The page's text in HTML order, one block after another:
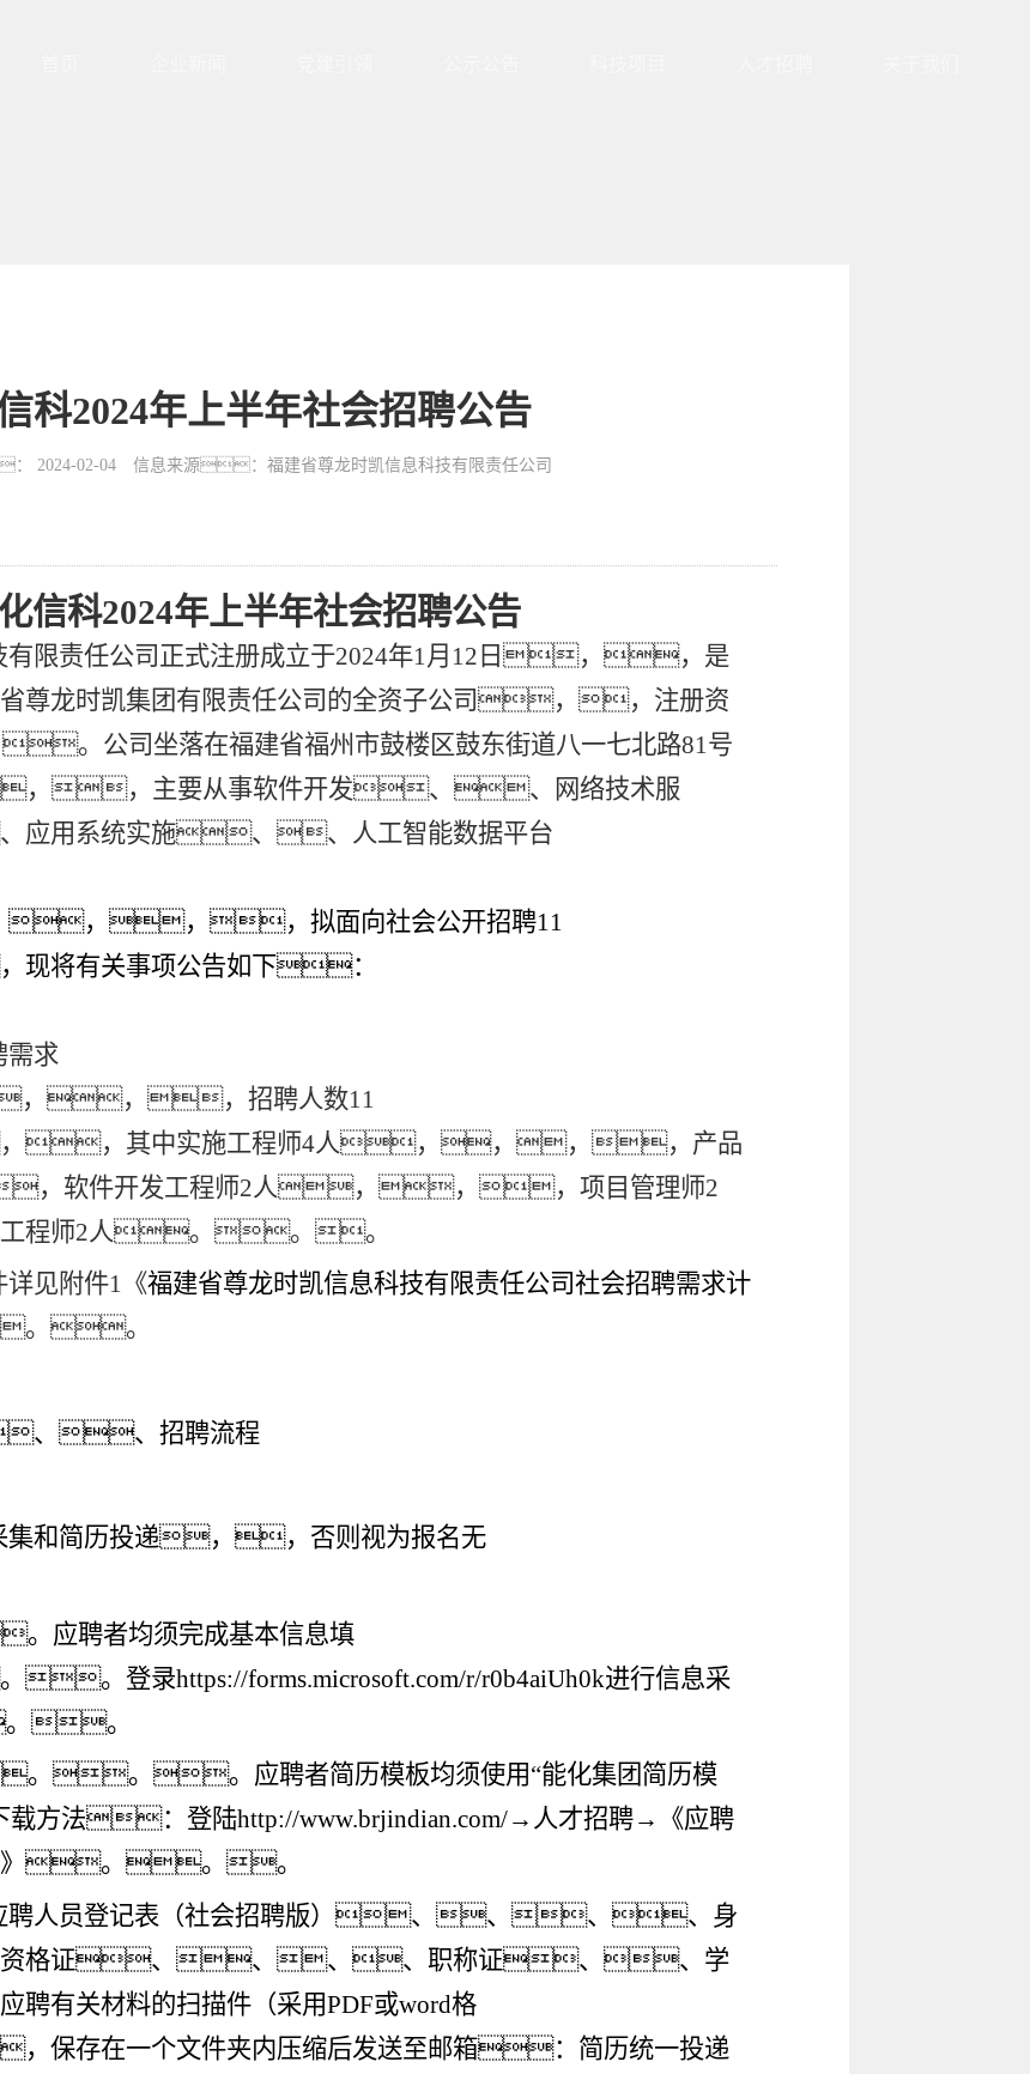
科2024年上半年社会招聘公告
2024-02-04 信息来源：福建省尊龙时凯信息科技有限责任公司
信科2024年上半年社会招聘公告
限责任公司正式注册成立于2024年1月12日 ，，是
省尊龙时凯集团有限责任公司的全资子公司，，注册资
。公司坐落在福建省福州市鼓楼区鼓东街道八一七北路81号
，主要从事软件开发、、
网络技术服
用系统实施、、
人工智能数据平台
，，，拟面向社会公开招聘11
有关事项公告如下：
求
，，，招聘人数11
，其中实施工程师4人，，，，产品
软件开发工程师2人，，，项目管理师2
程师2人。。。
详见附件1《福建省尊龙时凯信息科技有限责任公司社会招聘需求计
。
、招聘流程
集和简历投递，，否则视为报名无
应聘者均须完成基本信息填
登录https://forms.microsoft.com/r/r0b4aiUh0k进行信息采
。。
。。应聘者简历模板均须使用“能化集团简历模
载方法：登陆http://www.brjindian.com/→人才招聘→《应聘
）》。。。
聘人员登记表（社会招聘版）、、、、 身
格证、、、、职称证、、学
聘有关材料的扫描件（采用PDF或word格
存在一个文件夹内压缩后发送至邮箱：简历统一投递